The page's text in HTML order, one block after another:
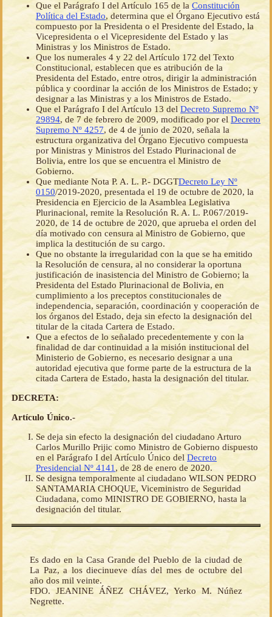
Que el Parágrafo I del Artículo 165 de la Constitución
Política del Estado, determina que el Órgano Ejecutivo está
compuesto por la Presidenta o el Presidente del Estado, la
Vicepresidenta o el Vicepresidente del Estado y las
Ministras y los Ministros de Estado.
Que los numerales 4 y 22 del Artículo 172 del Texto
Constitucional, establecen que es atribución de la
Presidenta del Estado, entre otros, dirigir la administración
pública y coordinar la acción de los Ministros de Estado; y
designar a las Ministras y a los Ministros de Estado.
Que el Parágrafo I del Artículo 13 del Decreto Supremo Nº
29894, de 7 de febrero de 2009, modificado por el Decreto
Supremo Nº 4257, de 4 de junio de 2020, señala la
estructura organizativa del Órgano Ejecutivo compuesta
por Ministras y Ministros del Estado Plurinacional de
Bolivia, entre los que se encuentra el Ministro de
Gobierno.
Que mediante Nota P. A. L. P.- DGGTDecreto Ley Nº
0150/2019-2020, presentada el 19 de octubre de 2020, la
Presidencia en Ejercicio de la Asamblea Legislativa
Plurinacional, remite la Resolución R. A. L. P.067/2019-
2020, de 14 de octubre de 2020, que aprueba el orden del
día motivado con censura al Ministro de Gobierno, que
implica la destitución de su cargo.
Que no obstante la irregularidad con la que se ha emitido
la Resolución de censura, al no considerar la oportuna
justificación de inasistencia del Ministro de Gobierno; la
Presidenta del Estado Plurinacional de Bolivia, en
cumplimiento a los preceptos constitucionales de
independencia, separación, coordinación y cooperación de
los órganos del Estado, deja sin efecto la designación del
titular de la citada Cartera de Estado.
Que a efectos de lo señalado precedentemente y con la
finalidad de dar continuidad a la misión institucional del
Ministerio de Gobierno, es necesario designar a una
autoridad ejecutiva que forme parte de la estructura de la
citada Cartera de Estado, hasta la designación del titular.
DECRETA:
Artículo Único.-
Se deja sin efecto la designación del ciudadano Arturo
Carlos Murillo Prijic como Ministro de Gobierno dispuesto
en el Parágrafo I del Artículo Único del Decreto
Presidencial Nº 4141 , de 28 de enero de 2020.
Se designa temporalmente al ciudadano WILSON PEDRO
SANTAMARIA CHOQUE, Viceministro de Seguridad
Ciudadana, como MINISTRO DE GOBIERNO, hasta la
designación del titular.
Es dado en la Casa Grande del Pueblo de la ciudad de
La Paz, a los diecinueve días del mes de octubre del
año dos mil veinte.
FDO. JEANINE ÁÑEZ CHÁVEZ, Yerko M. Núñez
Negrette.